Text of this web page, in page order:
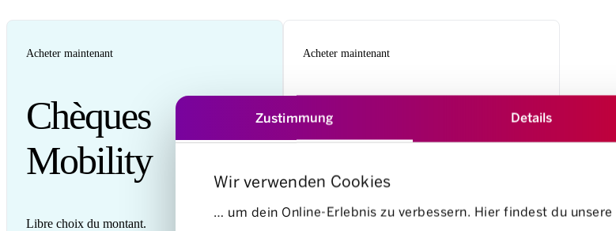
Zustimmung Details
Wir verwenden Cookies
… um dein Online-Erlebnis zu verbessern. Hier findest du unsere
Acheter maintenant
Chèques
Mobility
Libre choix du montant.
Acheter maintenant
Paquets de
Mobility